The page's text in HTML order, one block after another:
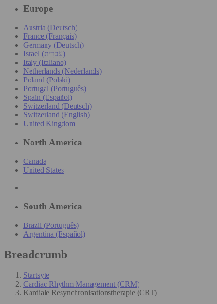
Europe
Austria (Deutsch)
France (Français)
Germany (Deutsch)
Israel (עִברִית)
Italy (Italiano)
Netherlands (Nederlands)
Poland (Polski)
Portugal (Português)
Spain (Español)
Switzerland (Deutsch)
Switzerland (English)
United Kingdom
North America
Canada
United States
South America
Brazil (Português)
Argentina (Español)
Breadcrumb
Startsyte
Cardiac Rhythm Management (CRM)
Kardiale Resynchronisationstherapie (CRT)